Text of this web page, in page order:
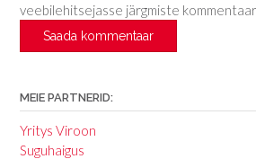
veebilehitsejasse järgmiste
MEIE PARTNERID:
Yritys Viroon
Suguhaigus